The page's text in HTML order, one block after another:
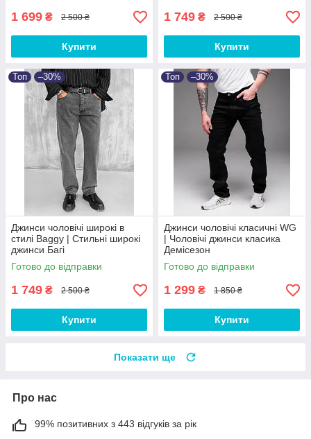
1 699 ₴ 2 500 ₴
Купити
1 749 ₴ 2 500 ₴
Купити
Топ –30%
Джинси чоловічі широкі в
стилі Baggy | Стильні широкі
джинси Багі
Готово до відправки
1 749 ₴ 2 500 ₴
Купити
Топ –30%
Джинси чоловічі класичні WG
| Чоловічі джинси класика
Демісезон
Готово до відправки
1 299 ₴ 1 850 ₴
Купити
Показати ще
Про нас
99% позитивних з 443 відгуків за рік